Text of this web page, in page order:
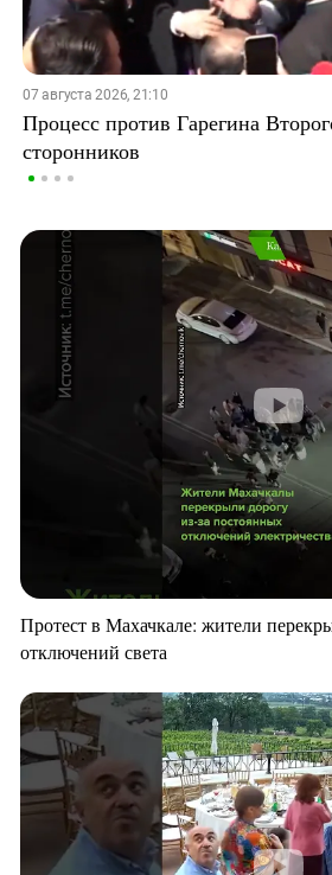
07 августа 2026, 21:10
Процесс против Гарегина
сторонников
Протест в Махачкале: жители
отключений света